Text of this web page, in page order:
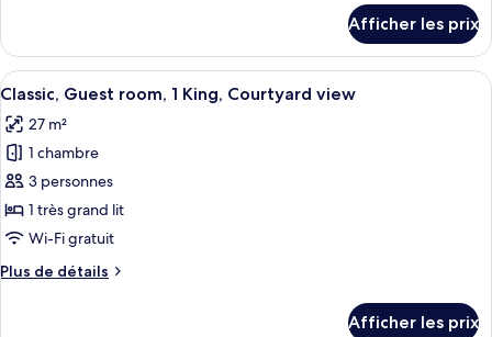
room,
1
King,
Courtyard
view,
High
floor
Classic,
Guest
room,
King,
Courtyard
High
floor
Afficher les prix
Afficher
toutes
les
photos
pour
ce
type
chambre :
Une chambre d’hôtel avec un grand
5
Classic, Guest room, 1 King, Courtyard view
27 m²
1 chambre
3 personnes
1 très grand lit
Wi-Fi gratuit
Plus de détails
Plus
Afficher les prix